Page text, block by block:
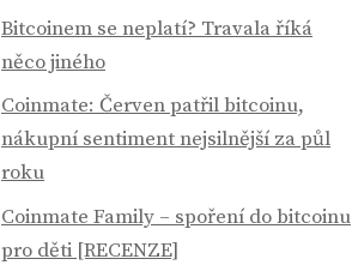
Bitcoinem se neplatí? Travala říká
něco jiného
Coinmate: Červen patřil bitcoinu,
nákupní sentiment nejsilnější za půl
roku
Coinmate Family – spoření do bitcoinu
pro děti [RECENZE]